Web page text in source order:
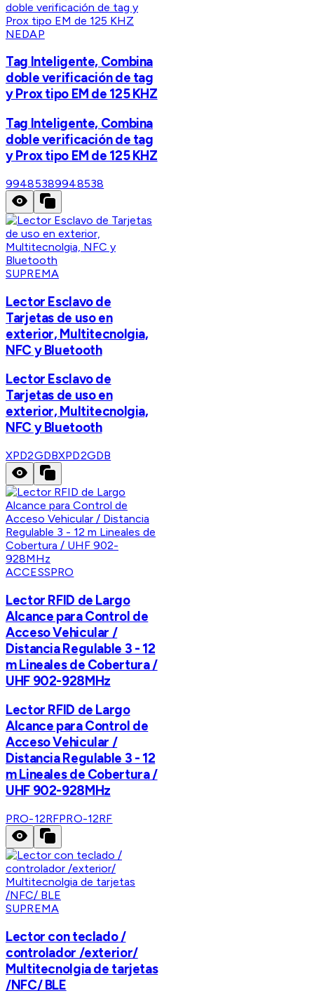
NEDAP
Tag Inteligente, Combina
doble verificación de tag
y Prox tipo EM de 125 KHZ
Tag Inteligente, Combina
doble verificación de tag
y Prox tipo EM de 125 KHZ
99485389948538
SUPREMA
Lector Esclavo de
Tarjetas de uso en
exterior, Multitecnolgia,
NFC y Bluetooth
Lector Esclavo de
Tarjetas de uso en
exterior, Multitecnolgia,
NFC y Bluetooth
XPD2GDBXPD2GDB
ACCESSPRO
Lector RFID de Largo
Alcance para Control de
Acceso Vehicular /
Distancia Regulable 3 - 12
m Lineales de Cobertura /
UHF 902-928MHz
Lector RFID de Largo
Alcance para Control de
Acceso Vehicular /
Distancia Regulable 3 - 12
m Lineales de Cobertura /
UHF 902-928MHz
PRO-12RFPRO-12RF
SUPREMA
Lector con teclado /
controlador /exterior/
Multitecnolgia de tarjetas
/NFC/ BLE